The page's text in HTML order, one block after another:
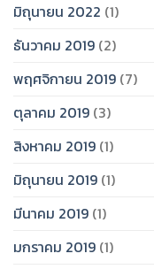
มิถุนายน 2022 (1)
ธันวาคม 2019 (2)
พฤศจิกายน 2019 (7)
ตุลาคม 2019 (3)
สิงหาคม 2019 (1)
มิถุนายน 2019 (1)
มีนาคม 2019 (1)
มกราคม 2019 (1)